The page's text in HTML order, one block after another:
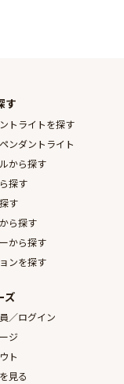
す
トライトを探す
ンダントライト
から探す
探す
す
ら探す
から探す
ンを探す
ズ
／ログイン
ジ
ト
見る